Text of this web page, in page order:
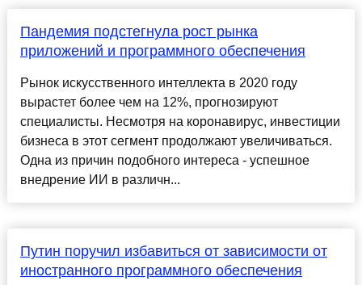
Пандемия подстегнула рост рынка
приложений и программного обеспечения
Рынок искусственного интеллекта в 2020 году
вырастет более чем на 12%, прогнозируют
специалисты. Несмотря на коронавирус, инвестиции
бизнеса в этот сегмент продолжают увеличиваться.
Одна из причин подобного интереса - успешное
внедрение ИИ в различн...
Путин поручил избавиться от зависимости от
иностранного программного обеспечения